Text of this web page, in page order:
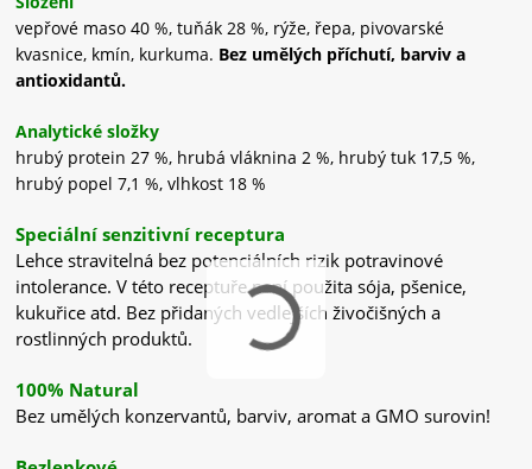
vepřové maso 40 %, tuňák 28 %, rýže, řepa, pivovarské
kvasnice, kmín, kurkuma. Bez umělých příchutí, barviv a
antioxidantů.
Analytické složky
hrubý protein 27 %, hrubá vláknina 2 %, hrubý tuk 17,5 %,
hrubý popel 7,1 %, vlhkost 18 %
Speciální senzitivní receptura
Lehce stravitelná bez potenciálních rizik potravinové
intolerance. V této receptuře není použita sója, pšenice,
kukuřice atd. Bez přidaných vedlejších živočišných a
rostlinných produktů.
100% Natural
Bez umělých konzervantů, barviv, aromat a GMO surovin!